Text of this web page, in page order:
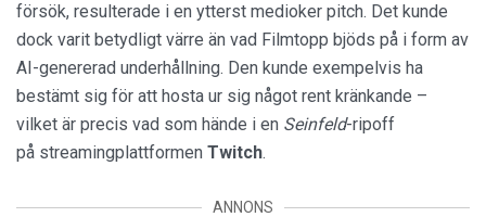
försök, resulterade i en ytterst medioker pitch. Det kunde
dock varit betydligt värre än vad Filmtopp bjöds på i form av
AI-genererad underhållning. Den kunde exempelvis ha
bestämt sig för att hosta ur sig något rent kränkande –
vilket är precis vad som hände i en Seinfeld-ripoff
på streamingplattformen Twitch.
ANNONS